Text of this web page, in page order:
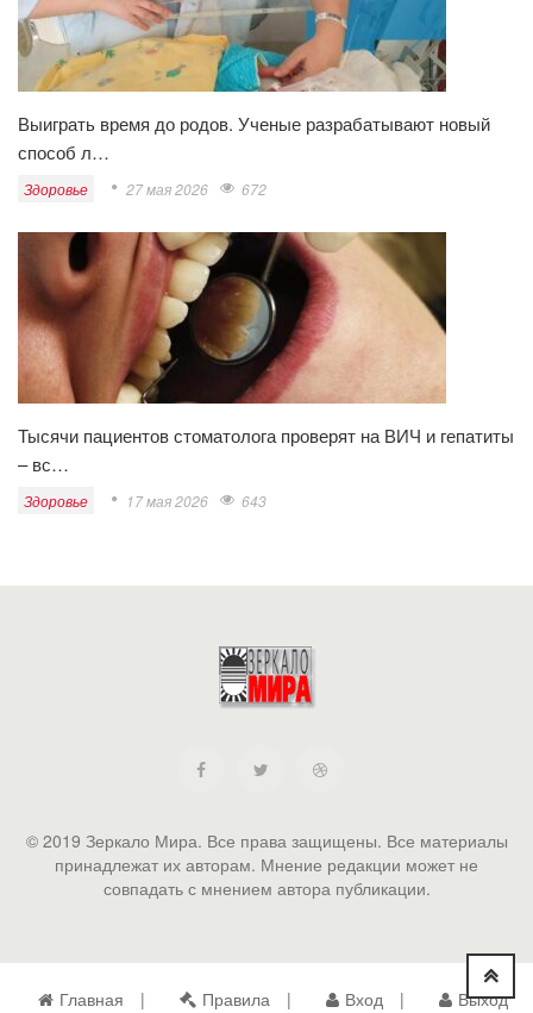
Выиграть время до родов. Ученые разрабатывают новый
способ л…
Здоровье 27 мая 2026 672
Тысячи пациентов стоматолога проверят на ВИЧ и гепатиты
– вс…
Здоровье 17 мая 2026 643
© 2019 Зеркало Мира. Все права защищены. Все материалы
принадлежат их авторам. Мнение редакции может не
совпадать с мнением автора публикации.
Главная Правила Вход Выход